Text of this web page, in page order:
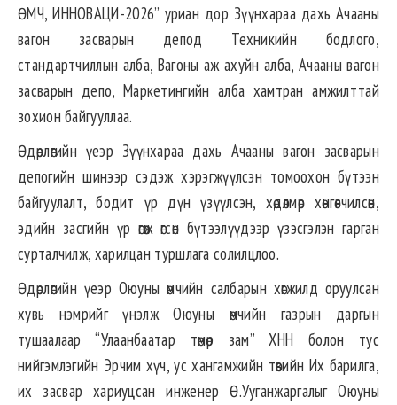
ӨМЧ, ИННОВАЦИ-2026” уриан дор Зүүнхараа дахь Ачааны
вагон засварын депод Техникийн бодлого,
стандартчиллын алба, Вагоны аж ахуйн алба, Ачааны вагон
засварын депо, Маркетингийн алба хамтран амжилттай
зохион байгууллаа.
Өдөрлөгийн үеэр Зүүнхараа дахь Ачааны вагон засварын
депогийн шинээр сэдэж хэрэгжүүлсэн томоохон бүтээн
байгуулалт, бодит үр дүн үзүүлсэн, хөдөлмөр хөнгөвчилсөн,
эдийн засгийн үр өгөөж өгсөн бүтээлүүдээр үзэсгэлэн гарган
сурталчилж, харилцан туршлага солилцлоо.
Өдөрлөгийн үеэр Оюуны өмчийн салбарын хөгжилд оруулсан
хувь нэмрийг үнэлж Оюуны өмчийн газрын даргын
тушаалаар “Улаанбаатар төмөр зам” ХНН болон тус
нийгэмлэгийн Эрчим хүч, ус хангамжийн төвийн Их барилга,
их засвар хариуцсан инженер Ө.Ууганжаргалыг Оюуны